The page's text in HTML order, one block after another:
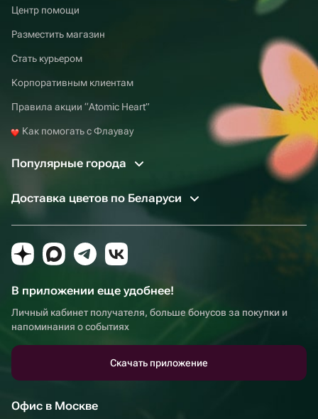
Центр помощи
Разместить магазин
Стать курьером
Корпоративным клиентам
Правила акции “Atomic Heart”
Как помогать с Флаувау
Популярные города
Доставка цветов по Беларуси
В приложении еще удобнее!
Личный кабинет получателя, больше бонусов за покупки и
напоминания о событиях
Скачать приложение
Офис в Москве